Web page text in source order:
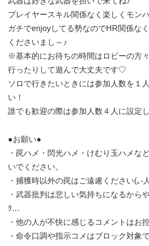
プレイヤースキル関係なく楽しくモン
ガチでenjoyしてる勢なのでHR関係な
くださいまし～♪
※基本的にお待ちの時間はロビーの方
行ったりして遊んで大丈夫です♡
ソロで行きたいときには参加人数を１
い！
誰でも歓迎の際は参加人数４人に設定
●お願い●
・罠ハメ・閃光ハメ・けむり玉ハメな
いでください。
・捕獲時以外の罠はご遠慮ください(｡-
・武器批判は悲しい気持ちになるから
ｸ…
・他の人が不快に感じるコメントはお
・命令口調や指示コメはブロック対象